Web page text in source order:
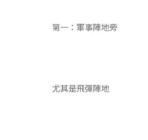
第一：軍事陣地旁
尤其是飛彈陣地